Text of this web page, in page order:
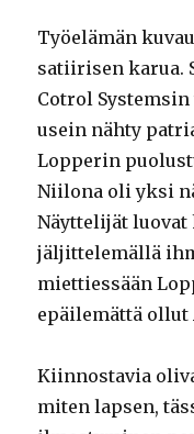
Työelämän
satiirisen karua.
Cotrol
usein nähty
Lopperin
Niilona oli yksi
Näyttelijät
jäljittelemällä
miettiessään
epäilemättä ollut
Kiinnostavia
miten lapsen,